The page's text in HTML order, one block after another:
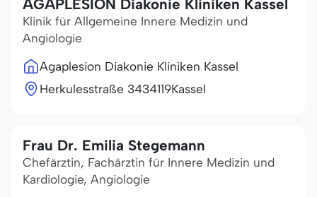
AGAPLESION Diakonie Kliniken Kassel
Klinik für Allgemeine Innere Medizin und
Angiologie
Agaplesion Diakonie Kliniken Kassel
Herkulesstraße 3434119Kassel
Frau Dr. Emilia Stegemann
Chefärztin, Fachärztin für Innere Medizin und
Kardiologie, Angiologie